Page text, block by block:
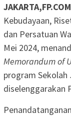
JAKARTA,FP.COM
Kebudayaan,
dan Persatuan
Mei 2024,
Memorandum of
program Sekolah
diselenggarakan